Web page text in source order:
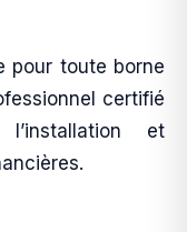
pour toute borne
certifié
et